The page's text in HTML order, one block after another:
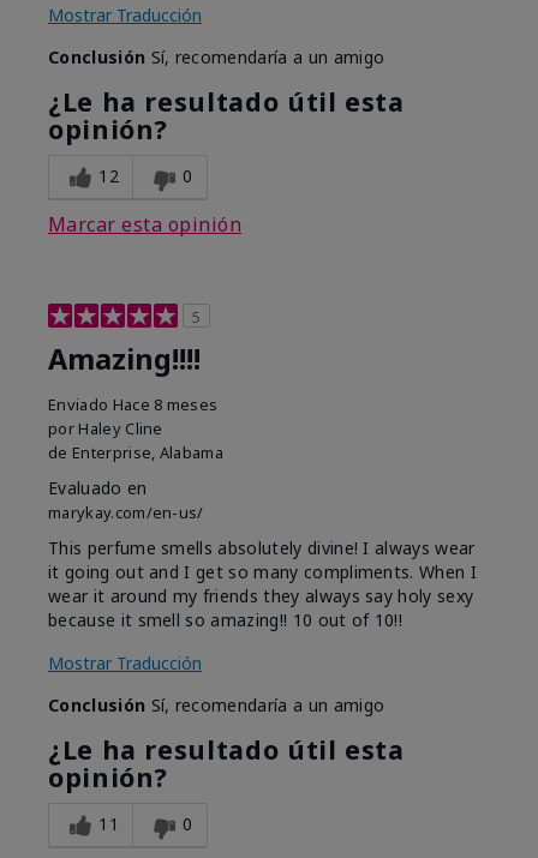
Mostrar Traducción
Conclusión Sí, recomendaría a un amigo
¿Le ha resultado útil esta
opinión?
12 0
Marcar esta opinión
5
Amazing!!!!
Enviado Hace 8 meses
por Haley Cline
de Enterprise, Alabama
Evaluado en
marykay.com/en-us/
This perfume smells absolutely divine! I always wear
it going out and I get so many compliments. When I
wear it around my friends they always say holy sexy
because it smell so amazing!! 10 out of 10!!
Mostrar Traducción
Conclusión Sí, recomendaría a un amigo
¿Le ha resultado útil esta
opinión?
11 0